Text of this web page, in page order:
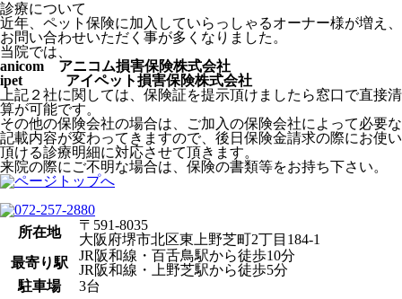
診療について
近年、ペット保険に加入していらっしゃるオーナー様が増え、
お問い合わせいただく事が多くなりました。
当院では、
anicom アニコム損害保険株式会社
ipet アイペット損害保険株式会社
上記２社に関しては、保険証を提示頂けましたら窓口で直接清
算が可能です。
その他の保険会社の場合は、ご加入の保険会社によって必要な
記載内容が変わってきますので、後日保険金請求の際にお使い
頂ける診療明細に対応させて頂きます。
来院の際にご不明な場合は、保険の書類等をお持ち下さい。
所在地
〒591-8035
大阪府堺市北区東上野芝町2丁目184-1
最寄り駅
JR阪和線・百舌鳥駅から徒歩10分
JR阪和線・上野芝駅から徒歩5分
駐車場
3台